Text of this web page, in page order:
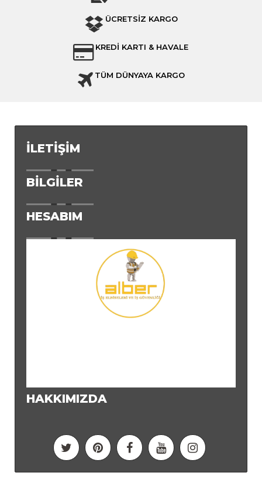
ÜCRETSİZ KARGO
KREDİ KARTI & HAVALE
TÜM DÜNYAYA KARGO
İLETIŞIM
BILGILER
HESABIM
HAKKIMIZDA